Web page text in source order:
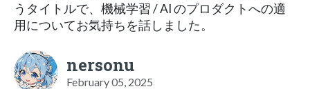
うタイトルで、機械学習 / AI のプロダクトへの適
用についてお気持ちを話しました。
nersonu
February 05, 2025